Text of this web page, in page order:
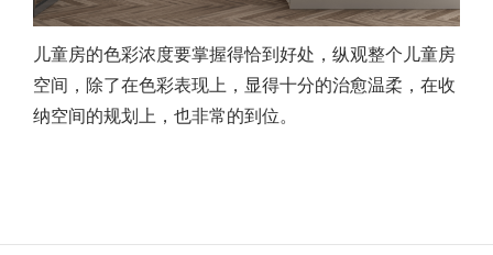
儿童房的色彩浓度要掌握得恰到好处，纵观整个儿童房
空间，除了在色彩表现上，显得十分的治愈温柔，在收
纳空间的规划上，也非常的到位。